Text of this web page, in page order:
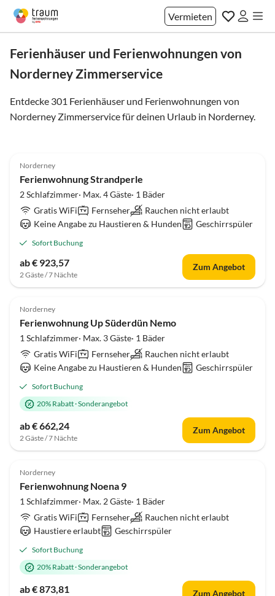
Vermieten
Ferienhäuser und Ferienwohnungen von
Norderney Zimmerservice
Entdecke 301 Ferienhäuser und Ferienwohnungen von
Norderney Zimmerservice für deinen Urlaub in Norderney.
Norderney
Ferienwohnung Strandperle
2 Schlafzimmer· Max. 4 Gäste· 1 Bäder
Gratis WiFi
Fernseher
Rauchen nicht erlaubt
Keine Angabe zu Haustieren & Hunden
Geschirrspüler
Sofort Buchung
ab € 923,57
2 Gäste / 7 Nächte
Zum Angebot
4.5 (29)
Norderney
Ferienwohnung Up Süderdün Nemo
1 Schlafzimmer· Max. 3 Gäste· 1 Bäder
Gratis WiFi
Fernseher
Rauchen nicht erlaubt
Keine Angabe zu Haustieren & Hunden
Geschirrspüler
Sofort Buchung
20% Rabatt·Sonderangebot
ab € 662,24
2 Gäste / 7 Nächte
Zum Angebot
4.7 (26)
Norderney
Ferienwohnung Noena 9
1 Schlafzimmer· Max. 2 Gäste· 1 Bäder
Gratis WiFi
Fernseher
Rauchen nicht erlaubt
Haustiere erlaubt
Geschirrspüler
Sofort Buchung
20% Rabatt·Sonderangebot
ab € 873,81 Zum Angebot